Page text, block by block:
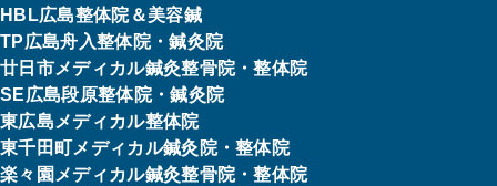
HBL広島整体院＆美容鍼
TP広島舟入整体院・鍼灸院
廿日市メディカル鍼灸整骨院・整体院
SE広島段原整体院・鍼灸院
東広島メディカル整体院
東千田町メディカル鍼灸院・整体院
楽々園メディカル鍼灸整骨院・整体院